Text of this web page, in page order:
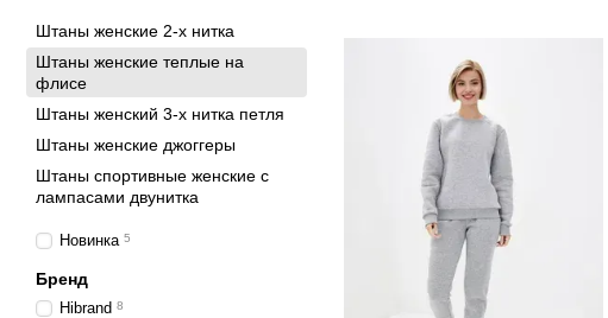
Штаны женские 2-х нитка
Штаны женские теплые на
флисе
Штаны женский 3-х нитка петля
Штаны женские джоггеры
Штаны спортивные женские с
лампасами двунитка
Новинка 5
Бренд
Hibrand 8